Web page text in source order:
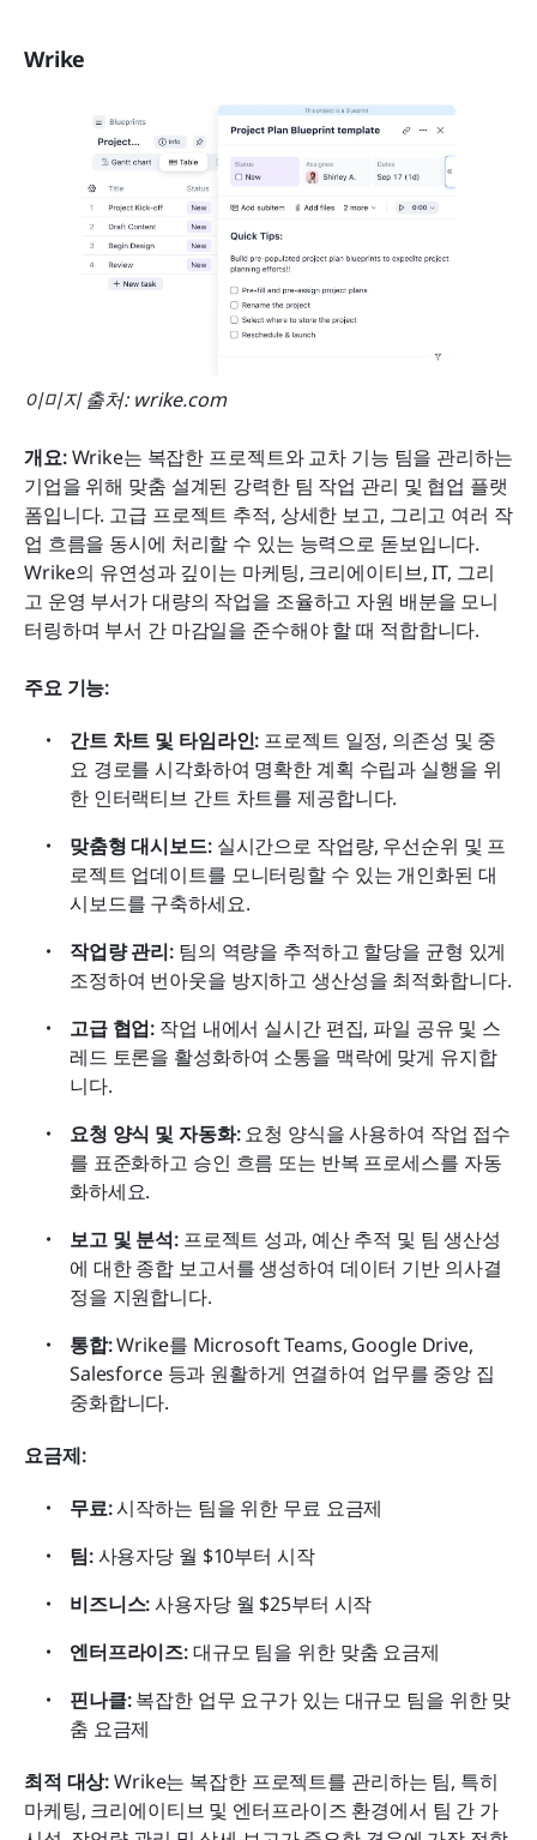
Wrike
이미지 출처: wrike.com
개요: Wrike는 복잡한 프로젝트와 교차 기능 팀을 관리하는
기업을 위해 맞춤 설계된 강력한 팀 작업 관리 및 협업 플랫
폼입니다. 고급 프로젝트 추적, 상세한 보고, 그리고 여러 작
업 흐름을 동시에 처리할 수 있는 능력으로 돋보입니다.
Wrike의 유연성과 깊이는 마케팅, 크리에이티브, IT, 그리
고 운영 부서가 대량의 작업을 조율하고 자원 배분을 모니
터링하며 부서 간 마감일을 준수해야 할 때 적합합니다.
주요 기능:
간트 차트 및 타임라인: 프로젝트 일정, 의존성 및 중
요 경로를 시각화하여 명확한 계획 수립과 실행을 위
한 인터랙티브 간트 차트를 제공합니다.
맞춤형 대시보드: 실시간으로 작업량, 우선순위 및 프
로젝트 업데이트를 모니터링할 수 있는 개인화된 대
시보드를 구축하세요.
작업량 관리: 팀의 역량을 추적하고 할당을 균형 있게
조정하여 번아웃을 방지하고 생산성을 최적화합니다.
고급 협업: 작업 내에서 실시간 편집, 파일 공유 및 스
레드 토론을 활성화하여 소통을 맥락에 맞게 유지합
니다.
요청 양식 및 자동화: 요청 양식을 사용하여 작업 접수
를 표준화하고 승인 흐름 또는 반복 프로세스를 자동
화하세요.
보고 및 분석: 프로젝트 성과, 예산 추적 및 팀 생산성
에 대한 종합 보고서를 생성하여 데이터 기반 의사결
정을 지원합니다.
통합: Wrike를 Microsoft Teams, Google Drive,
Salesforce 등과 원활하게 연결하여 업무를 중앙 집
중화합니다.
요금제:
무료: 시작하는 팀을 위한 무료 요금제
팀: 사용자당 월 $10부터 시작
비즈니스: 사용자당 월 $25부터 시작
엔터프라이즈: 대규모 팀을 위한 맞춤 요금제
핀나클: 복잡한 업무 요구가 있는 대규모 팀을 위한 맞
춤 요금제
최적 대상: Wrike는 복잡한 프로젝트를 관리하는 팀, 특히
마케팅, 크리에이티브 및 엔터프라이즈 환경에서 팀 간 가